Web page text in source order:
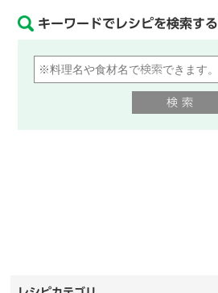
キーワードでレシピを検索する